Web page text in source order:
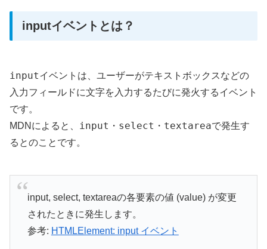
inputイベントとは？
inputイベントは、ユーザーがテキストボックスなどの
入力フィールドに文字を入力するたびに発火するイベント
です。
MDNによると、 input ・ select ・ textareaで発生す
るとのことです。
input, select, textareaの各要素の値 (value) が変更
されたときに発生します。
参考: HTMLElement: input イベント